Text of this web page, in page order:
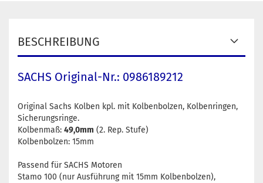
BESCHREIBUNG
SACHS Original-Nr.: 0986189212
Original Sachs Kolben kpl. mit Kolbenbolzen, Kolbenringen,
Sicherungsringe.
Kolbenmaß: 49,0mm (2. Rep. Stufe)
Kolbenbolzen: 15mm
Passend für SACHS Motoren
Stamo 100 (nur Ausführung mit 15mm Kolbenbolzen),